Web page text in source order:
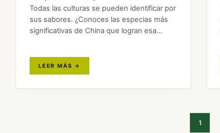
Todas las culturas se pueden identificar por
sus sabores. ¿Conoces las especias más
significativas de China que logran esa
importantes que caracterizan el…
1